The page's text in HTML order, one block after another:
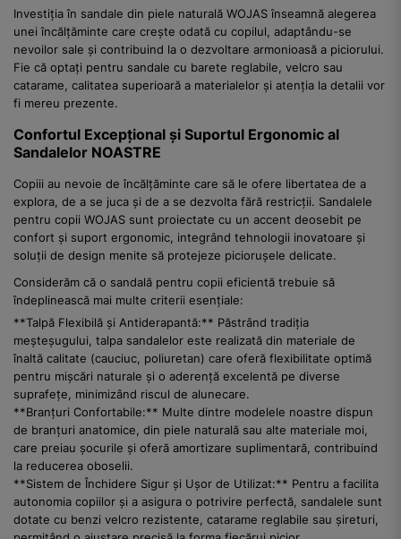
Investiția în sandale din piele naturală WOJAS înseamnă alegerea
unei încălțăminte care crește odată cu copilul, adaptându-se
nevoilor sale și contribuind la o dezvoltare armonioasă a piciorului.
Fie că optați pentru sandale cu barete reglabile, velcro sau
catarame, calitatea superioară a materialelor și atenția la detalii vor
fi mereu prezente.
Confortul Excepțional și Suportul Ergonomic al
Sandalelor NOASTRE
Copiii au nevoie de încălțăminte care să le ofere libertatea de a
explora, de a se juca și de a se dezvolta fără restricții. Sandalele
pentru copii WOJAS sunt proiectate cu un accent deosebit pe
confort și suport ergonomic, integrând tehnologii inovatoare și
soluții de design menite să protejeze piciorușele delicate.
Considerăm că o sandală pentru copii eficientă trebuie să
îndeplinească mai multe criterii esențiale:
**Talpă Flexibilă și Antiderapantă:** Păstrând tradiția
meșteșugului, talpa sandalelor este realizată din materiale de
înaltă calitate (cauciuc, poliuretan) care oferă flexibilitate optimă
pentru mișcări naturale și o aderență excelentă pe diverse
suprafețe, minimizând riscul de alunecare.
**Branțuri Confortabile:** Multe dintre modelele noastre dispun
de branțuri anatomice, din piele naturală sau alte materiale moi,
care preiau șocurile și oferă amortizare suplimentară, contribuind
la reducerea oboselii.
**Sistem de Închidere Sigur și Ușor de Utilizat:** Pentru a facilita
autonomia copiilor și a asigura o potrivire perfectă, sandalele sunt
dotate cu benzi velcro rezistente, catarame reglabile sau șireturi,